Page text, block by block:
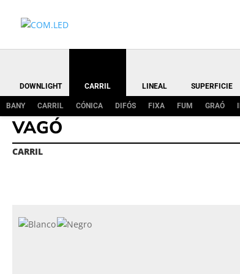
DOWNLIGHT CARRIL
BANY CARRIL CÓNICA DIFÓS FIXA FUM GRAÓ
LINEAL SUPERFICIE
VAGÓ
CARRIL